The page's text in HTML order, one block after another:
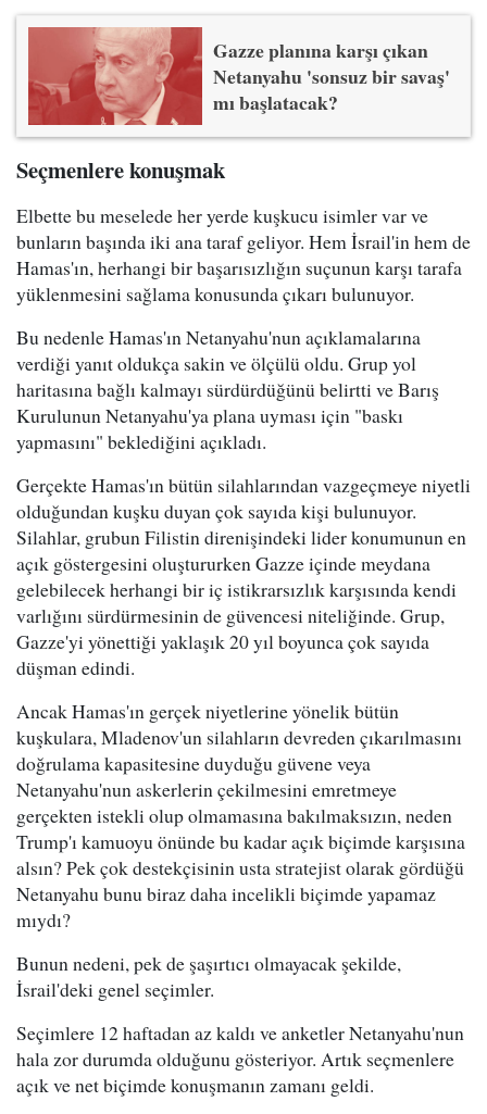
Gazze planına karşı çıkan
Netanyahu 'sonsuz bir savaş'
mı başlatacak?
Seçmenlere konuşmak
Elbette bu meselede her yerde kuşkucu isimler var ve
bunların başında iki ana taraf geliyor. Hem İsrail'in hem de
Hamas'ın, herhangi bir başarısızlığın suçunun karşı tarafa
yüklenmesini sağlama konusunda çıkarı bulunuyor.
Bu nedenle Hamas'ın Netanyahu'nun açıklamalarına
verdiği yanıt oldukça sakin ve ölçülü oldu. Grup yol
haritasına bağlı kalmayı sürdürdüğünü belirtti ve Barış
Kurulunun Netanyahu'ya plana uyması için "baskı
yapmasını" beklediğini açıkladı.
Gerçekte Hamas'ın bütün silahlarından vazgeçmeye niyetli
olduğundan kuşku duyan çok sayıda kişi bulunuyor.
Silahlar, grubun Filistin direnişindeki lider konumunun en
açık göstergesini oluştururken Gazze içinde meydana
gelebilecek herhangi bir iç istikrarsızlık karşısında kendi
varlığını sürdürmesinin de güvencesi niteliğinde. Grup,
Gazze'yi yönettiği yaklaşık 20 yıl boyunca çok sayıda
düşman edindi.
Ancak Hamas'ın gerçek niyetlerine yönelik bütün
kuşkulara, Mladenov'un silahların devreden çıkarılmasını
doğrulama kapasitesine duyduğu güvene veya
Netanyahu'nun askerlerin çekilmesini emretmeye
gerçekten istekli olup olmamasına bakılmaksızın, neden
Trump'ı kamuoyu önünde bu kadar açık biçimde karşısına
alsın? Pek çok destekçisinin usta stratejist olarak gördüğü
Netanyahu bunu biraz daha incelikli biçimde yapamaz
mıydı?
Bunun nedeni, pek de şaşırtıcı olmayacak şekilde,
İsrail'deki genel seçimler.
Seçimlere 12 haftadan az kaldı ve anketler Netanyahu'nun
hala zor durumda olduğunu gösteriyor. Artık seçmenlere
açık ve net biçimde konuşmanın zamanı geldi.